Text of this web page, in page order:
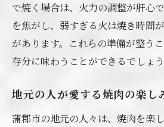
家族で楽しむ蒲郡市の焼肉と
子供も喜ぶ焼肉メニュー
家族の絆を深める焼肉デ
温泉と焼肉で家族の思い
で焼く場合は、火力の調整が肝心
を焦がし、弱すぎる火は焼き時間
があります。これらの準備が整う
存分に味わうことができるでしょう
地元の人が愛する焼肉の楽し
蒲郡市の地元の人々は、焼肉を楽